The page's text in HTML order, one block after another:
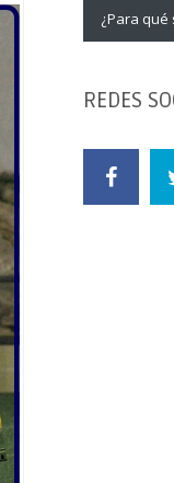
¿Para
REDES